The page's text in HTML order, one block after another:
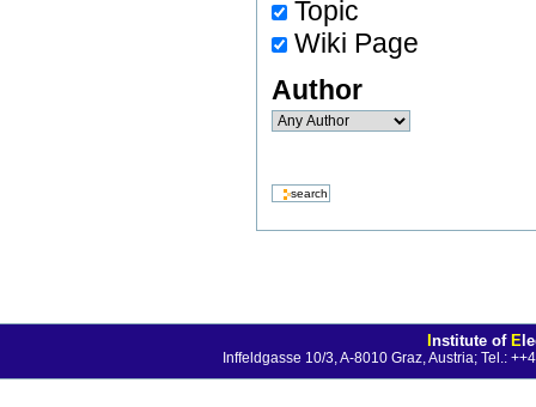
Topic
Wiki Page
Author
Institute of E
Inffeldgasse 10/3, A-8010 Graz, Austria; Tel.: